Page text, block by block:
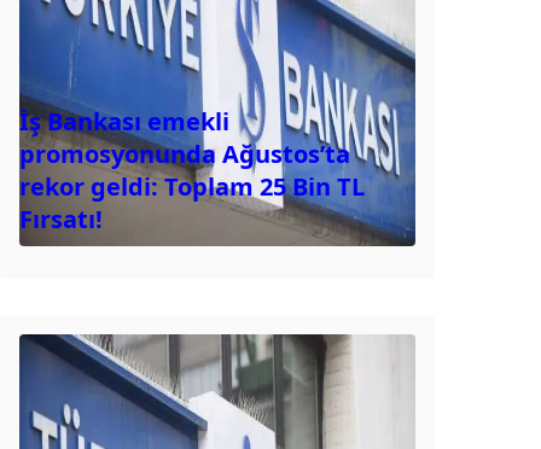
İş Bankası emekli
promosyonunda Ağustos’ta
rekor geldi: Toplam 25 Bin TL
Fırsatı!